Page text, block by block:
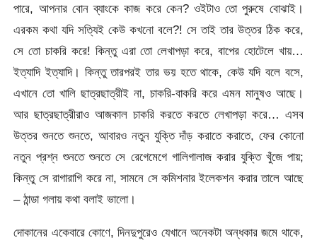
পারে, আপনার বোন ব্যাংকে কাজ করে কেন? ওইটাও তো পুরুষে বোঝাই।
এরকম কথা যদি সত্যিই কেউ কখনো বলে?! সে তাই তার উত্তর ঠিক করে,
সে তো চাকরি করে! কিন্তু এরা তো লেখাপড়া করে, বাপের হোটেলে খায়…
ইত্যাদি ইত্যাদি। কিন্তু তারপরই তার ভয় হতে থাকে, কেউ যদি বলে বসে,
এখানে তো খালি ছাত্রছাত্রীই না, চাকরি-বাকরি করে এমন মানুষও আছে।
আর ছাত্রছাত্রীরাও আজকাল চাকরি করতে করতে লেখাপড়া করে… এসব
উত্তর শুনতে শুনতে, আবারও নতুন যুক্তি দাঁড় করাতে করাতে, ফের কোনো
নতুন প্রশ্ন শুনতে শুনতে সে রেগেমেগে গালিগালাজ করার যুক্তি খুঁজে পায়;
কিন্তু সে রাগারাগি করে না, সামনে সে কমিশনার ইলেকশন করার তালে আছে
– ঠান্ডা গলায় কথা বলাই ভালো।
দোকানের একেবারে কোণে, দিনদুপুরেও যেখানে অনেকটা অন্ধকার জমে থাকে,